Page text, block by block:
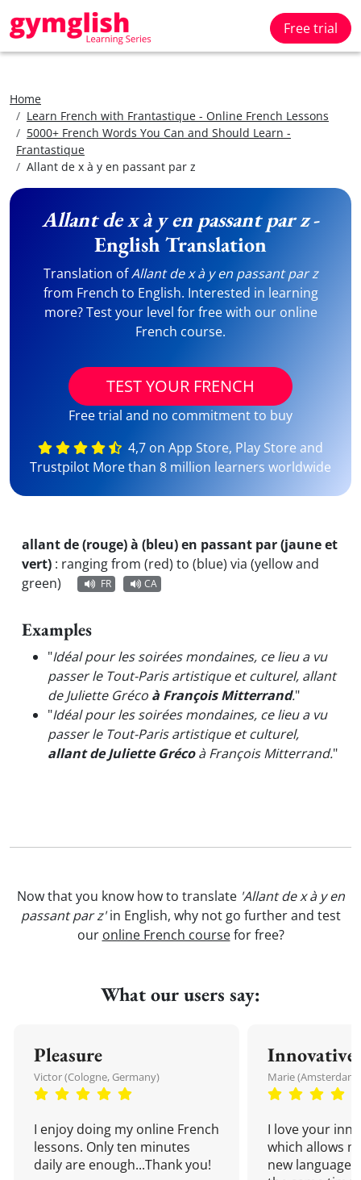
Free trial
Home
Learn French with Frantastique - Online French Lessons
5000+ French Words You Can and Should Learn -
Frantastique
Allant de x à y en passant par z
Allant de x à y en passant par z-
English Translation
Translation ofAllant de x à y en passant par z
from French to English. Interested in learning
more? Test your level for free with our online
French course.
TEST YOUR FRENCH
Free trial and no commitment to buy
4,7 on App Store, Play Store and
Trustpilot More than 8 million learners worldwide
allant de (rouge) à (bleu) en passant par (jaune et
vert) : ranging from (red) to (blue) via (yellow and
green)
FR CA
Examples
"Idéal pour les soirées mondaines, ce lieu a vu
passer le Tout-Paris artistique et culturel, allant
de Juliette Gréco à François Mitterrand."
"Idéal pour les soirées mondaines, ce lieu a vu
passer le Tout-Paris artistique et culturel,
allant de Juliette Grécoà François Mitterrand."
Now that you know how to translate 'Allant de x à y en
passant par z'in English, why not go further and test
our online French coursefor free?
What our users say:
Pleasure
Victor (Cologne, Germany)
I enjoy doing my online French
lessons. Only ten minutes
daily are enough...Thank you!
Innovative
Marie
I love your
which allows
new language